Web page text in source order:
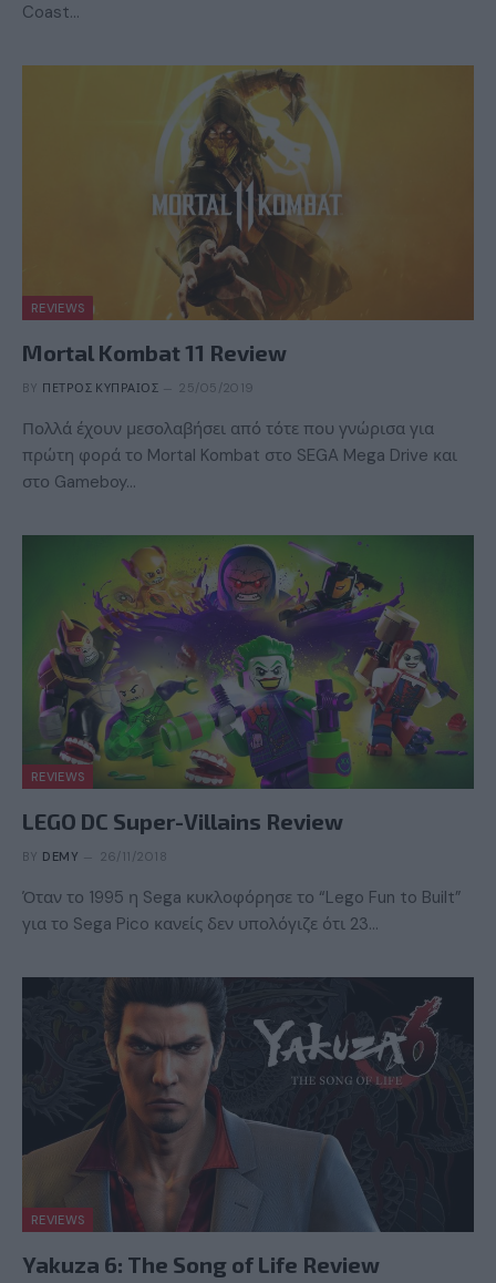
Coast…
REVIEWS
Mortal Kombat 11 Review
BY ΠΈΤΡΟΣ ΚΥΠΡΑΊΟΣ 25/05/2019
Πολλά έχουν μεσολαβήσει από τότε που γνώρισα για
πρώτη φορά το Mortal Kombat στo SEGA Mega Drive και
στο Gameboy…
REVIEWS
LEGO DC Super-Villains Review
BY DEMY 26/11/2018
Όταν το 1995 η Sega κυκλοφόρησε το “Lego Fun to Built”
για το Sega Pico κανείς δεν υπολόγιζε ότι 23…
REVIEWS
Yakuza 6: The Song of Life Review